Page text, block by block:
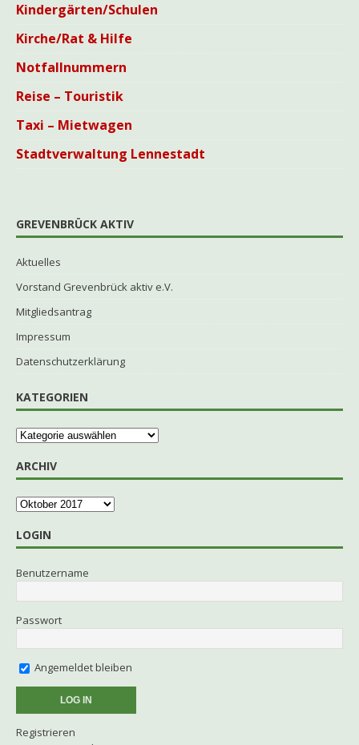
Kindergärten/Schulen
Kirche/Rat & Hilfe
Notfallnummern
Reise – Touristik
Taxi – Mietwagen
Stadtverwaltung Lennestadt
GREVENBRÜCK AKTIV
Aktuelles
Vorstand Grevenbrück aktiv e.V.
Mitgliedsantrag
Impressum
Datenschutzerklärung
KATEGORIEN
ARCHIV
LOGIN
Benutzername
Passwort
Angemeldet bleiben
Registrieren